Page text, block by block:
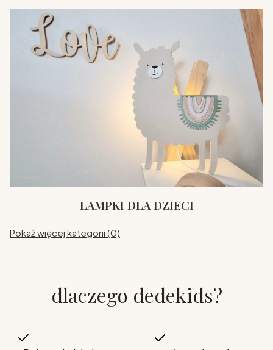
LAMPKI DLA DZIECI
Pokaż więcej kategorii (0)
dlaczego dedekids?